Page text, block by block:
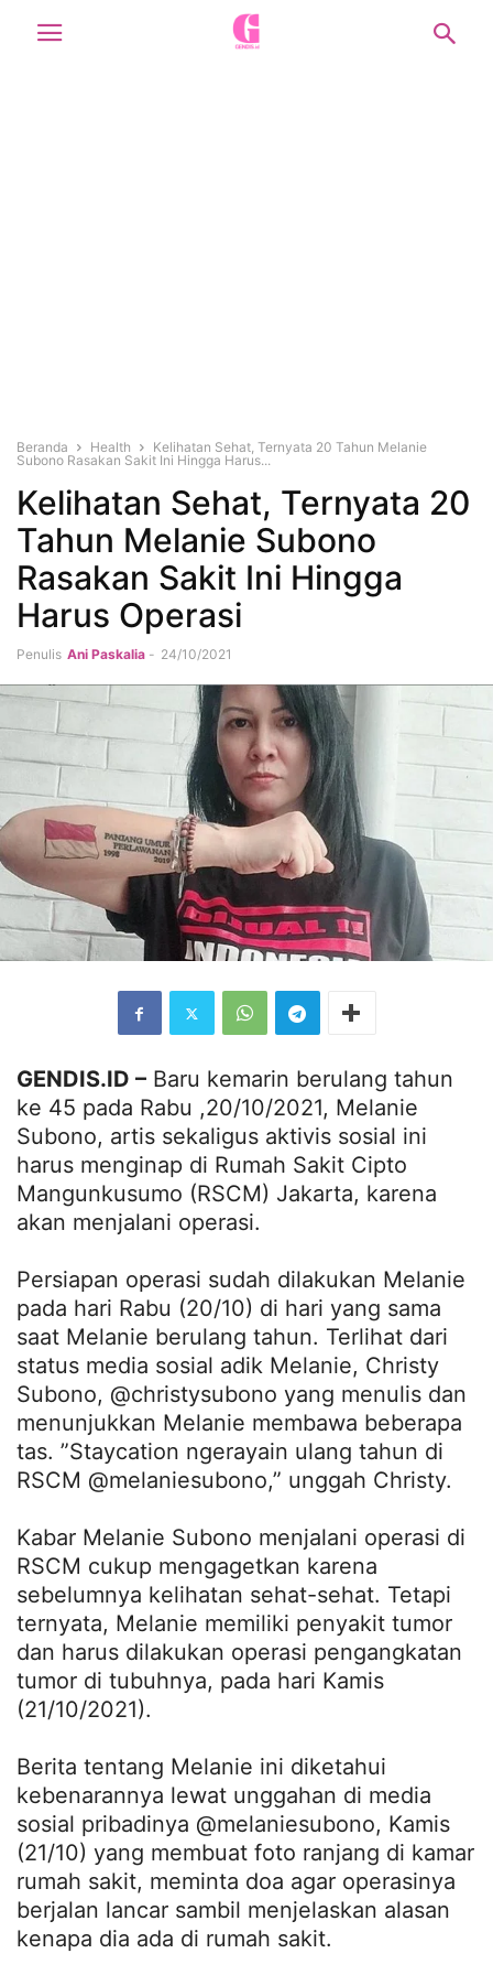
Beranda Health
Kelihatan Sehat, Ternyata 20 Tahun Melanie
Subono Rasakan Sakit Ini Hingga Harus...
Kelihatan Sehat, Ternyata 20
Tahun Melanie Subono
Rasakan Sakit Ini Hingga
Harus Operasi
Penulis Ani Paskalia - 24/10/2021
GENDIS.ID – Baru kemarin berulang tahun
ke 45 pada Rabu ,20/10/2021, Melanie
Subono, artis sekaligus aktivis sosial ini
harus menginap di Rumah Sakit Cipto
Mangunkusumo (RSCM) Jakarta, karena
akan menjalani operasi.
Persiapan operasi sudah dilakukan Melanie
pada hari Rabu (20/10) di hari yang sama
saat Melanie berulang tahun. Terlihat dari
status media sosial adik Melanie, Christy
Subono, @christysubono yang menulis dan
menunjukkan Melanie membawa beberapa
tas. ”Staycation ngerayain ulang tahun di
RSCM @melaniesubono,” unggah Christy.
Kabar Melanie Subono menjalani operasi di
RSCM cukup mengagetkan karena
sebelumnya kelihatan sehat-sehat. Tetapi
ternyata, Melanie memiliki penyakit tumor
dan harus dilakukan operasi pengangkatan
tumor di tubuhnya, pada hari Kamis
(21/10/2021).
Berita tentang Melanie ini diketahui
kebenarannya lewat unggahan di media
sosial pribadinya @melaniesubono, Kamis
(21/10) yang membuat foto ranjang di kamar
rumah sakit, meminta doa agar operasinya
berjalan lancar sambil menjelaskan alasan
kenapa dia ada di rumah sakit.